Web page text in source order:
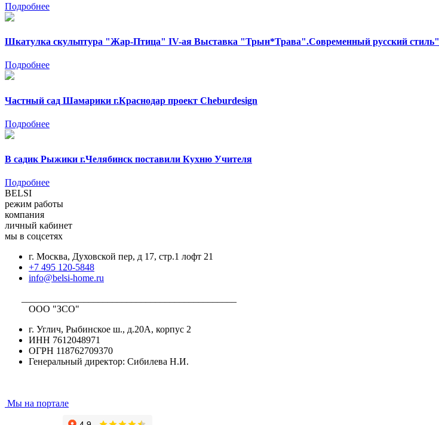
Подробнее
Шкатулка скульптура "Жар-Птица" IV-ая Выставка "Трын*Трава".Современный русский стиль"
Подробнее
Частный сад Шамарики г.Краснодар проект Cheburdesign
Подробнее
В садик Рыжики г.Челябинск поставили Кухню Учителя
Подробнее
BELSI
режим работы
компания
личный кабинет
мы в соцсетях
г. Москва, Духовской пер, д 17, стр.1 лофт 21
+7 495 120-5848
info@belsi-home.ru
ООО "ЗСО"
г. Углич, Рыбинское ш., д.20А, корпус 2
ИНН 7612048971
ОГРН 118762709370
Генеральный директор: Сибилева Н.И.
Мы на портале